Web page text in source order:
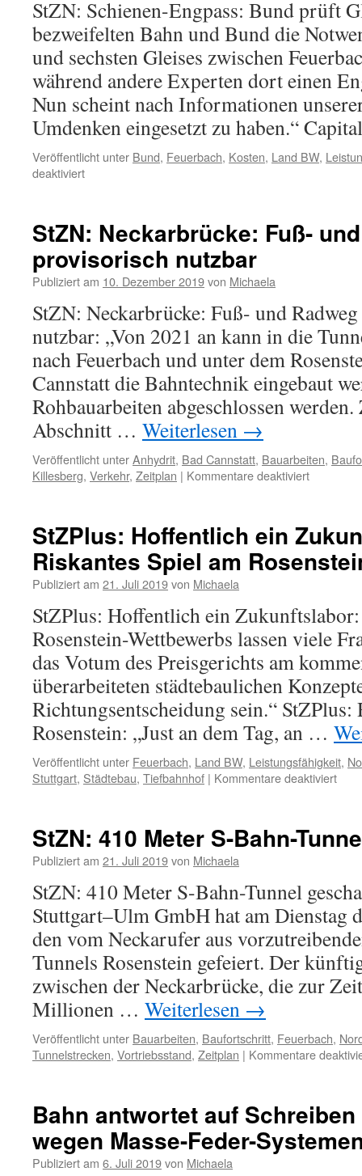
StZN: Schienen-Engpass: Bund prüft
bezweifelten Bahn und Bund die
und sechsten Gleises zwischen
während andere Experten dort einen
Nun scheint nach Informationen
Umdenken eingesetzt zu haben.“
Veröffentlicht unter Bund, Feuerbach, Kosten, Land BW,
deaktiviert
StZN: Neckarbrücke: Fuß-
provisorisch nutzbar
Publiziert am 10. Dezember 2019von Michaela
StZN: Neckarbrücke: Fuß- und
nutzbar: „Von 2021 an kann in die
nach Feuerbach und unter dem
Cannstatt die Bahntechnik eingebaut
Rohbauarbeiten abgeschlossen
Abschnitt … Weiterlesen →
Veröffentlicht unterAnhydrit, Bad Cannstatt, Bauarbeiten,
Killesberg, Verkehr, Zeitplan | Kommentare deaktiviert
StZPlus: Hoffentlich ein
Riskantes Spiel am
Publiziert am 21. Juli 2019von Michaela
StZPlus: Hoffentlich ein
Rosenstein-Wettbewerbs lassen viele
das Votum des Preisgerichts am
überarbeiteten städtebaulichen
Richtungsentscheidung sein.“ StZPlus:
Rosenstein: „Just an dem Tag, an …
Veröffentlicht unter Feuerbach, Land BW, Leistungsfähigkeit,
Stuttgart, Städtebau, Tiefbahnhof | Kommentare deaktiviert
StZN: 410 Meter S-Bahn-
Publiziert am 21. Juli 2019von Michaela
StZN: 410 Meter S-Bahn-Tunnel
Stuttgart–Ulm GmbH hat am Dienstag
den vom Neckarufer aus
Tunnels Rosenstein gefeiert. Der
zwischen der Neckarbrücke, die zur
Millionen … Weiterlesen →
Veröffentlicht unter Bauarbeiten, Baufortschritt, Feuerbach,
Tunnelstrecken, Vortriebsstand, Zeitplan | Kommentare
Bahn antwortet auf
wegen Masse-Feder-
Publiziert am 6. Juli 2019von Michaela